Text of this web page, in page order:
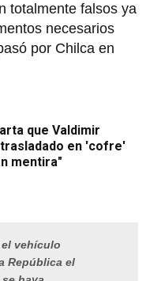
totalmente falsos ya
necesarios
por Chilca en
que Valdimir
en 'cofre'
mentira"
vehículo
República el